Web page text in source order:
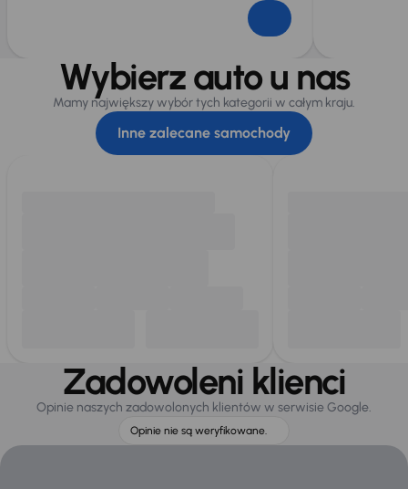
Wybierz auto u nas
Mamy największy wybór tych kategorii w całym kraju.
Inne zalecane samochody
Zadowoleni klienci
Opinie naszych zadowolonych klientów w serwisie Google.
Opinie nie są weryfikowane.